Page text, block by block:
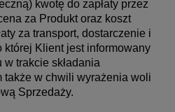
kwotę do zapłaty przez
za Produkt oraz koszt
za transport, dostarczenie i
której Klient jest informowany
trakcie składania
także w chwili wyrażenia woli
Sprzedaży.